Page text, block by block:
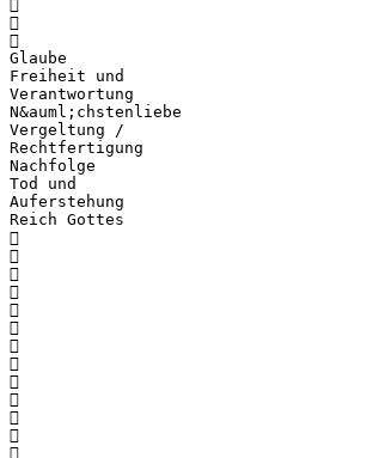



Glaube
Freiheit und
Verantwortung
N&auml;chstenliebe
Vergeltung /
Rechtfertigung
Nachfolge
Tod und
Auferstehung
Reich Gottes












